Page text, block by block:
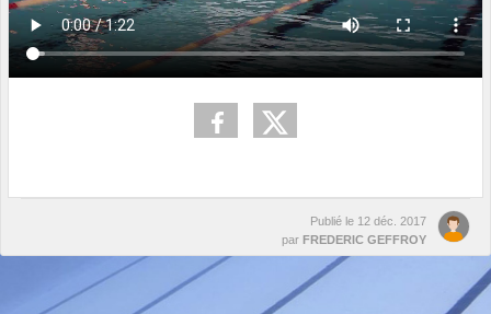
Publié le 12 déc. 2017
par FREDERIC GEFFROY